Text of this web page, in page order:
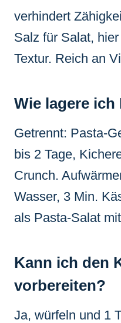
verhindert
Salz für Salat,
Textur. Reich an
Wie lagere ich
Getrennt: Pasta-
bis 2 Tage,
Crunch.
Wasser, 3 Min.
als Pasta-Salat
Kann ich den
vorbereiten?
Ja, würfeln und 1